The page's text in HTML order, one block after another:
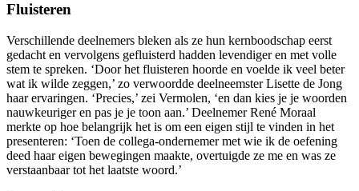
Fluisteren
Verschillende deelnemers bleken als ze hun kernboodschap eerst
gedacht en vervolgens gefluisterd hadden levendiger en met volle
stem te spreken. ‘Door het fluisteren hoorde en voelde ik veel beter
wat ik wilde zeggen,’ zo verwoordde deelneemster Lisette de Jong
haar ervaringen. ‘Precies,’ zei Vermolen, ‘en dan kies je je woorden
nauwkeuriger en pas je je toon aan.’ Deelnemer René Moraal
merkte op hoe belangrijk het is om een eigen stijl te vinden in het
presenteren: ‘Toen de collega-ondernemer met wie ik de oefening
deed haar eigen bewegingen maakte, overtuigde ze me en was ze
verstaanbaar tot het laatste woord.’